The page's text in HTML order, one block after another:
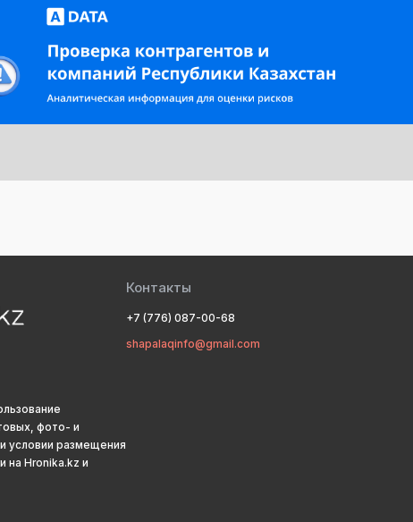
фото- и
условии размещения
на Hronika.kz и
Контакты
+7 (776) 087-00-68
shapalaqinfo@gmail.com